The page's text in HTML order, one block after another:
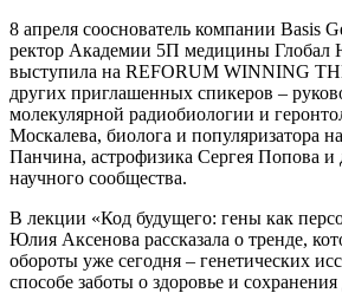
8 апреля сооснователь компании Basis
ректор Академии 5П медицины Глобал
выступила на REFORUM WINNING
других приглашенных спикеров –
молекулярной радиобиологии и
Москалева, биолога и популяризатора
Панчина, астрофизика Сергея Попова и
научного сообщества.
В лекции «Код будущего: гены как
Юлия Аксенова рассказала о тренде,
обороты уже сегодня – генетических
способе заботы о здоровье и сохранения